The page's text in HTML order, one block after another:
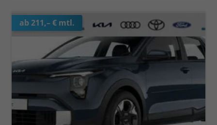
ab 211,– € mtl.